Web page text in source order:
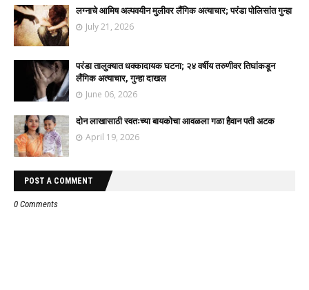
लग्नाचे आमिष अल्पवयीन मुलीवर लैंगिक अत्याचार; परंडा पोलिसांत गुन्हा
July 21, 2026
परंडा तालुक्यात धक्कादायक घटना; २४ वर्षीय तरुणीवर तिघांकडून
लैंगिक अत्याचार, गुन्हा दाखल
June 06, 2026
दोन लाखासाठी स्वतःच्या बायकोचा आवळला गळा हैवान पती अटक
April 19, 2026
POST A COMMENT
0 Comments